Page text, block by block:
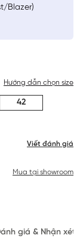
Viết đánh giá
Hướng dẫn chọn size
42
Mua tại showroom
Blazer)
giá & Nhận xét